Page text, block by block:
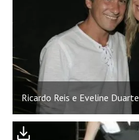
Ricardo Reis e Eveline Duarte